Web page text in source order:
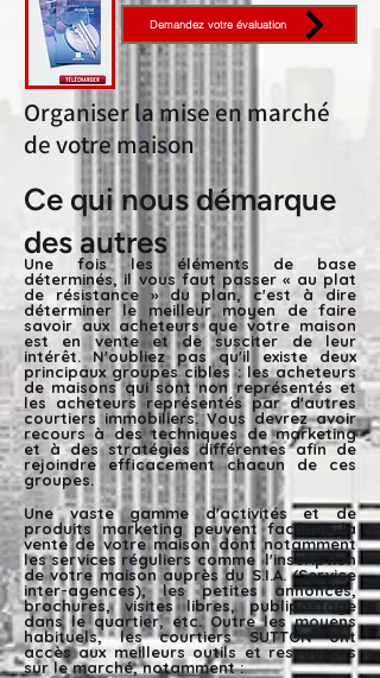
Demandez votre évaluation
Une fois les éléments de base
déterminés, il vous faut passer « au plat
de résistance » du plan, c'est à dire
déterminer le meilleur moyen de faire
savoir aux acheteurs que votre maison
est en vente et de susciter de leur
intérêt. N'oubliez pas qu'il existe deux
principaux groupes cibles : les acheteurs
de maisons qui sont non représentés et
les acheteurs représentés par d'autres
courtiers immobiliers. Vous devrez avoir
recours à des techniques de marketing
et à des stratégies différentes afin de
rejoindre efficacement chacun de ces
groupes.
Une vaste gamme d'activités et de
produits marketing peuvent faciliter la
vente de votre maison dont notamment
les services réguliers comme l'inscription
de votre maison auprès du S.I.A. (Service
inter-agences), les petites annonces,
brochures, visites libres, publipostage
dans le quartier, etc. Outre les moyens
habituels, les courtiers SUTTON ont
accès aux meilleurs outils et ressources
sur le marché, notamment :
Organiser la mise en marché
de votre maison
Ce qui nous démarque
des autres